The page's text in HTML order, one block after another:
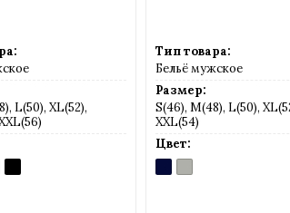
L(50), XL(52),
NERO
(черный)
Тип товара:
Бельё мужское
Размер:
S(46), M(48), L(50),
XXL(54)
Цвет:
BLU
(темно-MELANGE